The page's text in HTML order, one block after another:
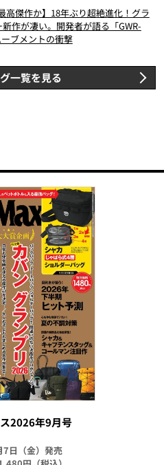
高傑作か】18年ぶり超絶進化！グラ
作が凄い。開発者が語る「GWR-
ブメントの衝撃
一覧を見る
2026年9月号
日（金）発売